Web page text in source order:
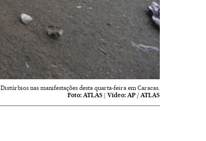
Distúrbios nas manifestações desta quarta-feira em Caracas.
Foto: ATLAS |Vídeo: AP / ATLAS